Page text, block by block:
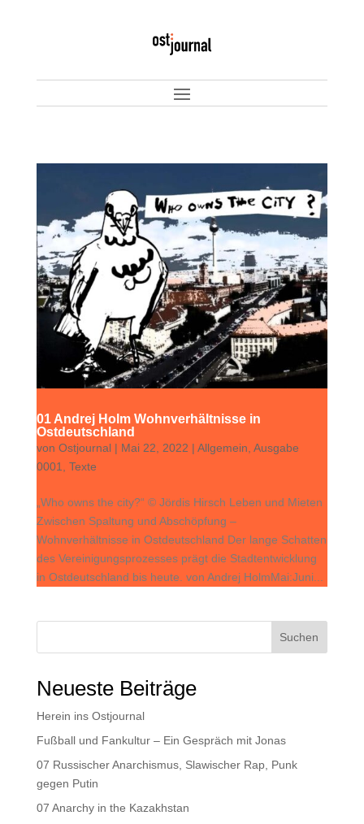
01 Andrej Holm Wohnverhältnisse in
Ostdeutschland
von Ostjournal| Mai 22, 2022 | Allgemein Ausgabe
0001
Texte
„Who owns the city?“ © Jördis Hirsch Leben und Mieten
Zwischen Spaltung und Abschöpfung –
Wohnverhältnisse in Ostdeutschland Der lange Schatten
des Vereinigungsprozesses prägt die Stadtentwicklung
in Ostdeutschland bis heute. von Andrej HolmMai:Juni...
Suchen
Neueste Beiträge
Herein ins Ostjournal
Fußball und Fankultur – Ein Gespräch mit Jonas
07 Russischer Anarchismus, Slawischer Rap, Punk
gegen Putin
07 Anarchy in the Kazakhstan